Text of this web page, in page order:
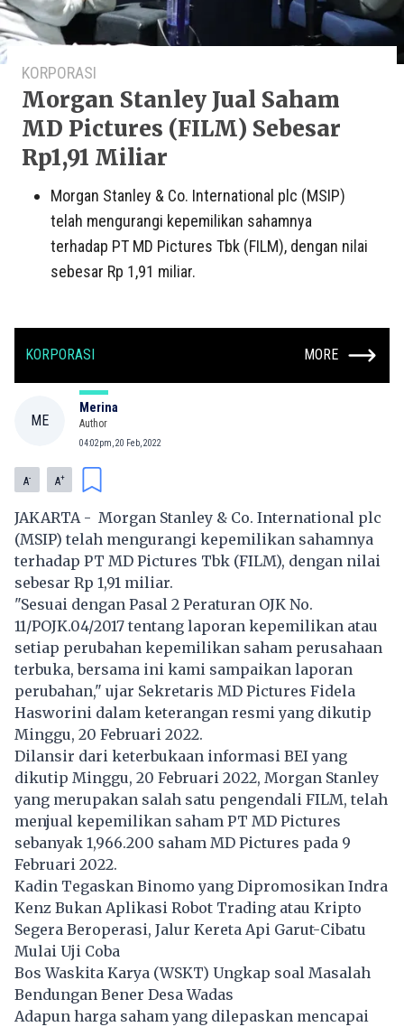
KORPORASI
Morgan Stanley Jual Saham
MD Pictures (FILM) Sebesar
Rp1,91 Miliar
Morgan Stanley & Co. International plc (MSIP)
telah mengurangi kepemilikan sahamnya
terhadap PT MD Pictures Tbk (FILM), dengan nilai
sebesar Rp 1,91 miliar.
KORPORASI MORE
ME
Merina
Author
04:02pm, 20 Feb, 2022
A- A+
JAKARTA - Morgan Stanley & Co. International plc
(MSIP) telah mengurangi kepemilikan sahamnya
terhadap PT MD Pictures Tbk (FILM), dengan nilai
sebesar Rp 1,91 miliar.
"Sesuai dengan Pasal 2 Peraturan OJK No.
11/POJK.04/2017 tentang laporan kepemilikan atau
setiap perubahan kepemilikan saham perusahaan
terbuka, bersama ini kami sampaikan laporan
perubahan," ujar Sekretaris MD Pictures Fidela
Hasworini dalam keterangan resmi yang dikutip
Minggu, 20 Februari 2022.
Dilansir dari keterbukaan informasi BEI yang
dikutip Minggu, 20 Februari 2022, Morgan Stanley
yang merupakan salah satu pengendali FILM, telah
menjual kepemilikan saham PT MD Pictures
sebanyak 1,966.200 saham MD Pictures pada 9
Februari 2022.
Kadin Tegaskan Binomo yang Dipromosikan Indra
Kenz Bukan Aplikasi Robot Trading atau Kripto
Segera Beroperasi, Jalur Kereta Api Garut-Cibatu
Mulai Uji Coba
Bos Waskita Karya (WSKT) Ungkap soal Masalah
Bendungan Bener Desa Wadas
Adapun harga saham yang dilepaskan mencapai